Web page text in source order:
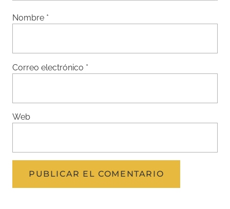
Nombre *
Correo electrónico *
Web